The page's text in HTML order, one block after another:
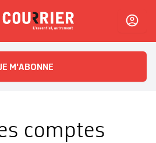
L'essentiel, autrement
M'ABONNE
comptes